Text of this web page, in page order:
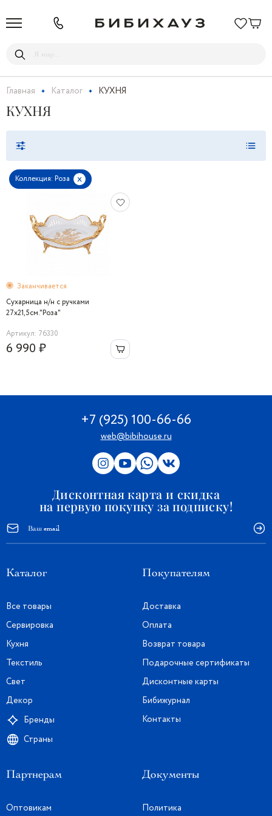
Главная Каталог КУХНЯ
КУХНЯ
Коллекция: Роза x
Заканчивается
Сухарница н/н с ручками
27х21,5см."Роза"
Артикул: 76330
6 990 ₽
+7 (925) 100-66-66
web@bibihouse.ru
Дисконтная карта и скидка
на первую покупку за подписку!
Каталог
Все товары
Сервировка
Кухня
Текстиль
Свет
Декор
Бренды
Страны
Покупателям
Доставка
Оплата
Возврат товара
Подарочные сертификаты
Дисконтные карты
Бибижурнал
Контакты
Партнерам
Оптовикам
Документы
Политика